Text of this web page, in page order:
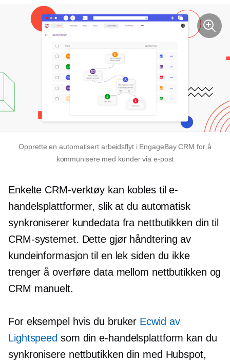
Opprette en automatisert arbeidsflyt i EngageBay CRM for å
kommunisere med kunder via e-post
Enkelte CRM-verktøy kan kobles til e-
handelsplattformer, slik at du automatisk
synkroniserer kundedata fra nettbutikken din til
CRM-systemet. Dette gjør håndtering av
kundeinformasjon til en lek siden du ikke
trenger å overføre data mellom nettbutikken og
CRM manuelt.
For eksempel hvis du bruker Ecwid av
Lightspeed som din e-handelsplattform kan du
synkronisere nettbutikken din med Hubspot,